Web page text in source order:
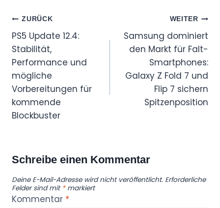
Beitragsnavigation
ZURÜCK
PS5 Update 12.4:
Stabilität,
Performance und
mögliche
Vorbereitungen für
kommende
Blockbuster
WEITER
Samsung dominiert
den Markt für Falt-
Smartphones:
Galaxy Z Fold 7 und
Flip 7 sichern
Spitzenposition
Schreibe einen Kommentar
Deine E-Mail-Adresse wird nicht veröffentlicht. Erforderliche
Felder sind mit *markiert
Kommentar *